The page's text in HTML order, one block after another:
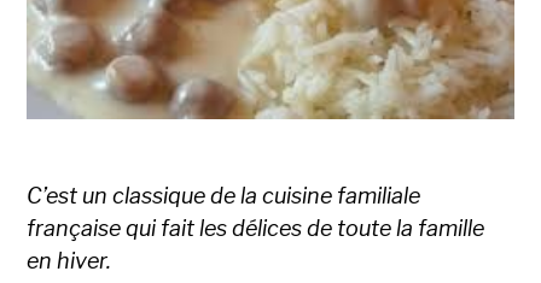
C’est un classique de la cuisine familiale
française qui fait les délices de toute la famille
en hiver.